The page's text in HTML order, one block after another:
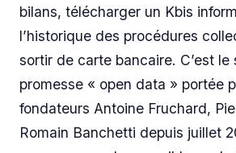
bilans, télécharger un Kbis
l’historique des procédures
sortir de carte bancaire. C’est le
promesse « open data » portée
fondateurs Antoine Fruchard,
Romain Banchetti depuis juillet